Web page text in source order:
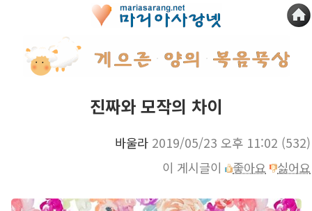
진짜와 모작의 차이
바울라 2019/05/23 오후 11:02 (532)
이 게시글이
좋아요 싫어요